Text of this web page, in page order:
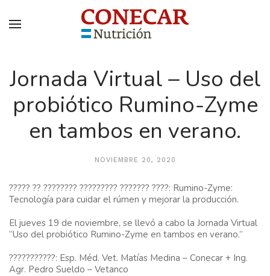
Jornada Virtual – Uso del
probiótico Rumino-Zyme
en tambos en verano.
NOVIEMBRE 20, 2020
????? ?? ???????? ????????? ??????? ????: Rumino-Zyme:
Tecnología para cuidar el rúmen y mejorar la producción.
El jueves 19 de noviembre, se llevó a cabo la Jornada Virtual
“Uso del probiótico Rumino-Zyme en tambos en verano.”
???????????: Esp. Méd. Vet. Matías Medina – Conecar + Ing.
Agr. Pedro Sueldo – Vetanco